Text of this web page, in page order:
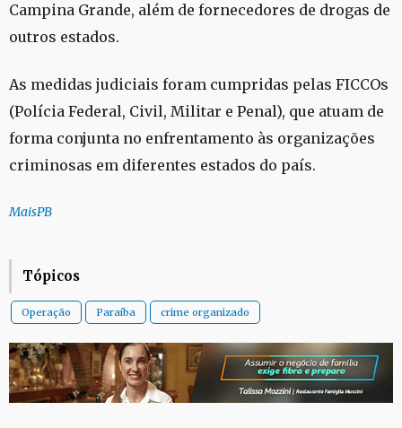
Campina Grande, além de fornecedores de drogas de
outros estados.
As medidas judiciais foram cumpridas pelas FICCOs
(Polícia Federal, Civil, Militar e Penal), que atuam de
forma conjunta no enfrentamento às organizações
criminosas em diferentes estados do país.
MaisPB
Tópicos
Operação Paraíba crime organizado